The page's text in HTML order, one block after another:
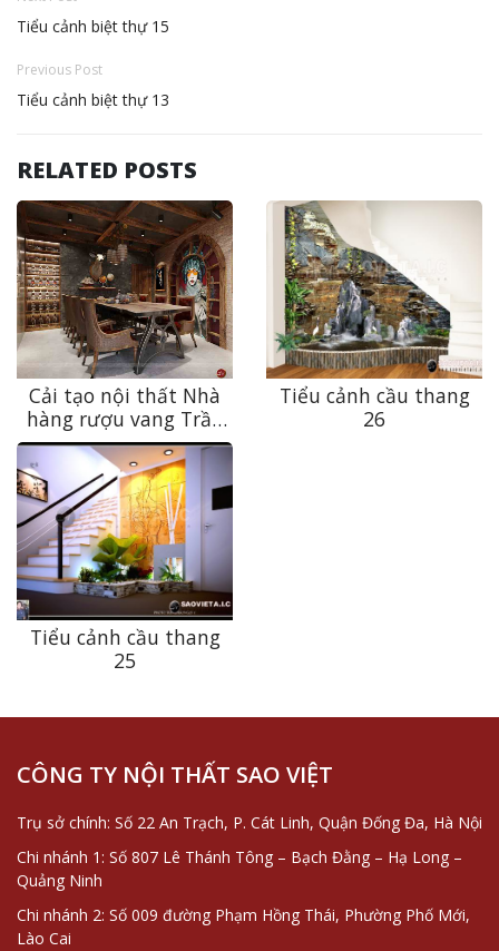
Tiểu cảnh biệt thự 15
Previous Post
Tiểu cảnh biệt thự 13
RELATED POSTS
Cải tạo nội thất Nhà
hàng rượu vang Trần
Hưng Đạo độc đáo,
đẳng cấp
Tiểu cảnh cầu thang
26
Tiểu cảnh cầu thang
25
CÔNG TY NỘI THẤT SAO VIỆT
Trụ sở chính: Số 22 An Trạch, P. Cát Linh, Quận Đống Đa, Hà Nội
Chi nhánh 1: Số 807 Lê Thánh Tông – Bạch Đằng – Hạ Long –
Quảng Ninh
Chi nhánh 2: Số 009 đường Phạm Hồng Thái, Phường Phố Mới,
Lào Cai